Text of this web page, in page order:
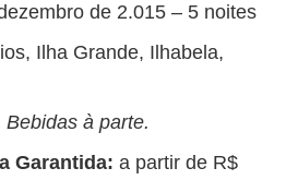
de 2.015 – 5 noites
Ilha Grande, Ilhabela,
à parte.
Garantida: a partir de R$